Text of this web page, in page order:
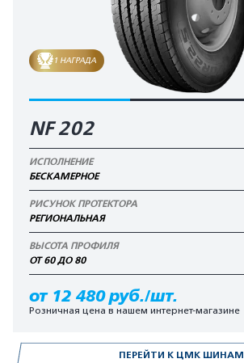
ПЕРЕЙТИ К ЦМК ШИНАМ
1 НАГРАДА
NF 202
ИСПОЛНЕНИЕ
БЕСКАМЕРНОЕ
РИСУНОК ПРОТЕКТОРА
РЕГИОНАЛЬНАЯ
ВЫСОТА ПРОФИЛЯ
ОТ 60 ДО 80
от 12 480 руб./шт.
Розничная цена в нашем интернет-магазине